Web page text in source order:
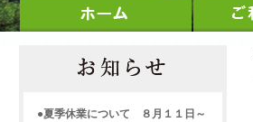
●夏季休業について ８月１１日～